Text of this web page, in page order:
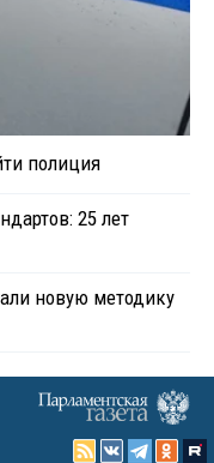
полиция
25 лет
новую методику